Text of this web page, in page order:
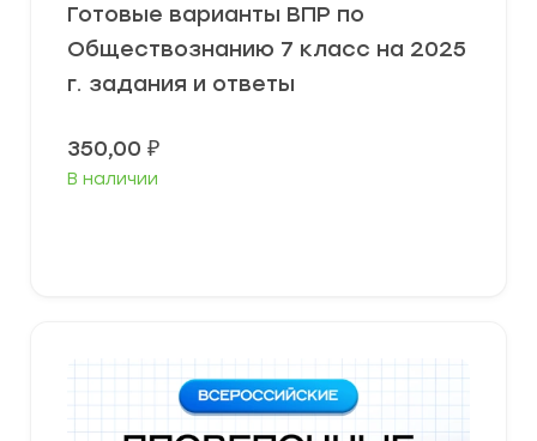
Готовые варианты ВПР по
Обществознанию 7 класс на 2025
г. задания и ответы
350,00 ₽
В наличии